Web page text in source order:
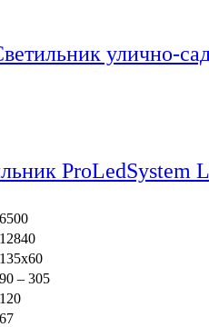
улично-
ProLedSystem
6500
12840
135х60
90 – 305
120
67